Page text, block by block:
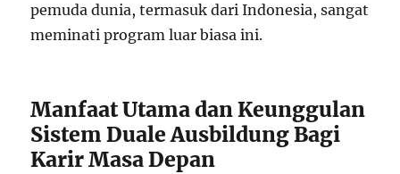
pemuda dunia, termasuk dari Indonesia, sangat
meminati program luar biasa ini.
Manfaat Utama dan Keunggulan
Sistem Duale Ausbildung Bagi
Karir Masa Depan